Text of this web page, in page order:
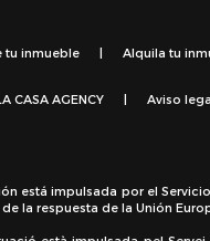
tu inmueble | Alquila tu
CASA AGENCY | Aviso
está impulsada por el
la respuesta de la Unión